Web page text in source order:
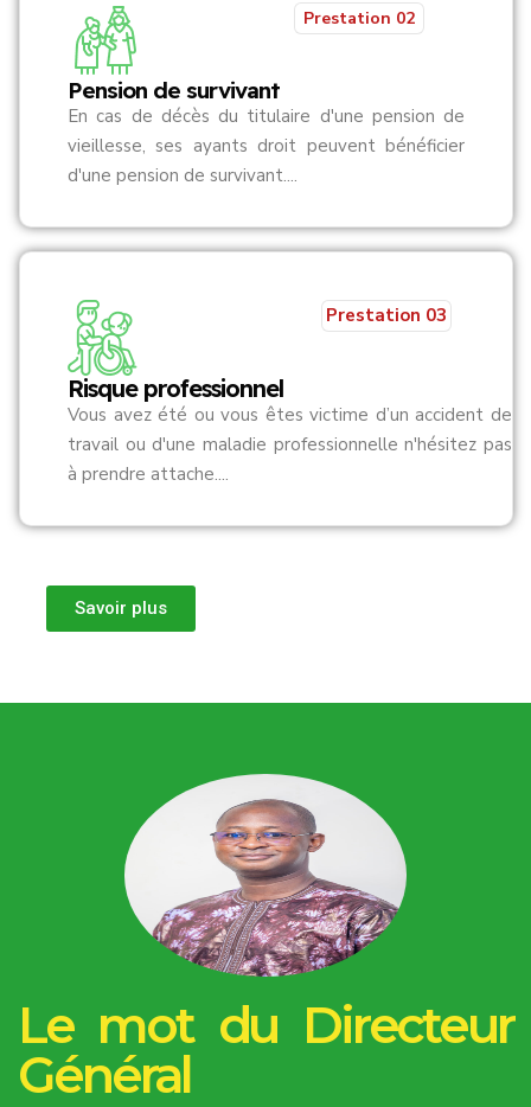
Prestation 02
Pension de survivant
En cas de décès du titulaire d'une pension de
vieillesse, ses ayants droit peuvent bénéficier
d'une pension de survivant....
Prestation 03
Risque professionnel
Vous avez été ou vous êtes victime d’un accident de
travail ou d'une maladie professionnelle n'hésitez pas
à prendre attache....
Savoir plus
Le mot du Directeur
Général